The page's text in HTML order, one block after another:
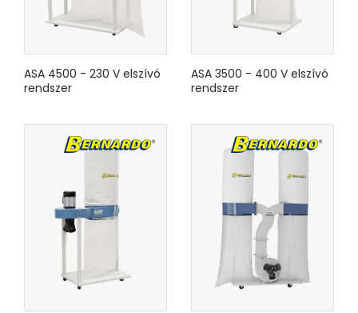
ASA 4500 - 230 V elszívó
rendszer
ASA 3500 - 400 V elszívó
rendszer